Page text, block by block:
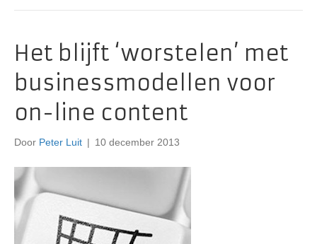
Het blijft ‘worstelen’ met
businessmodellen voor
on-line content
Door Peter Luit | 10 december 2013